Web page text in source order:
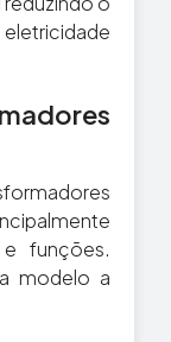
funções.
modelo a